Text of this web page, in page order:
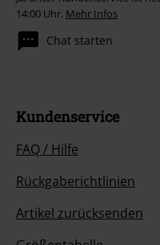
14:00 Uhr. Mehr Infos
Chat starten
Kundenservice
FAQ / Hilfe
Rückgaberichtlinien
Artikel zurücksenden